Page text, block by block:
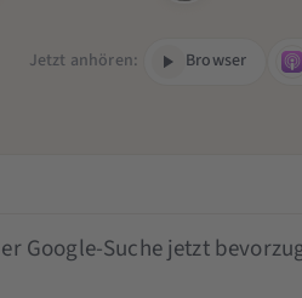
Jetzt anhören: Browser
Google-Suche jetzt